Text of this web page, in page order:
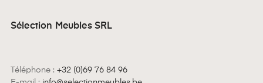
Sélection Meubles SRL
Téléphone : +32 (0)69 76 84 96